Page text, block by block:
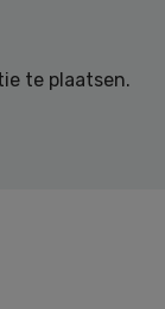
te plaatsen.